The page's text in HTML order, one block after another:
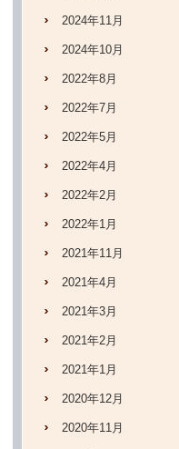
2024年11月
2024年10月
2022年8月
2022年7月
2022年5月
2022年4月
2022年2月
2022年1月
2021年11月
2021年4月
2021年3月
2021年2月
2021年1月
2020年12月
2020年11月